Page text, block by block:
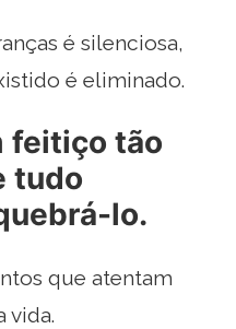
é silenciosa,
é eliminado.
feitiço tão
tudo
lo.
que atentam
vida.